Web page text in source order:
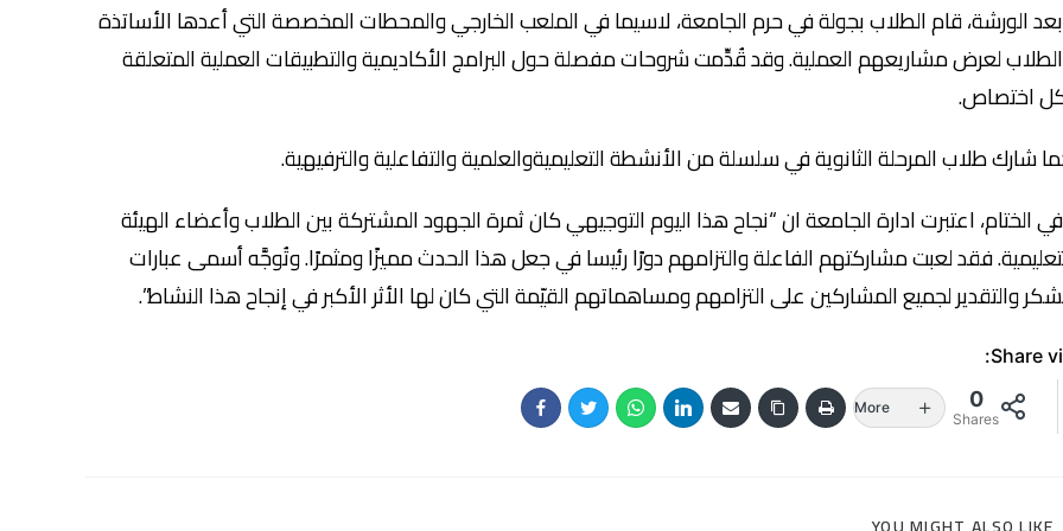
الورشة، قام الطلاب بجولة في حرم الجامعة، لاسيما في الملعب الخارجي والمحطات المخصصة التي أعدها الأساتذة
لعرض مشاريعهم العملية. وقد قُدِّمت شروحات مفصلة حول البرامج الأكاديمية والتطبيقات العملية المتعلقة
اختصاص.
شارك طلاب المرحلة الثانوية في سلسلة من الأنشطة التعليميةوالعلمية والتفاعلية والترفيهية.
الختام، اعتبرت ادارة الجامعة ان “نجاح هذا اليوم التوجيهي كان ثمرة الجهود المشتركة بين الطلاب وأعضاء الهيئة
فقد لعبت مشاركتهم الفاعلة والتزامهم دورًا رئيسا في جعل هذا الحدث مميزًا ومثمرًا. وتُوجَّه أسمى عبارات
والتقدير لجميع المشاركين على التزامهم ومساهماتهم القيّمة التي كان لها الأثر الأكبر في إنجاح هذا النشاط”.
Share
0
Shares
More